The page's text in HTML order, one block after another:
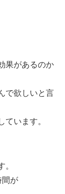
果があるのか
で欲しいと言
ています。
。
間が